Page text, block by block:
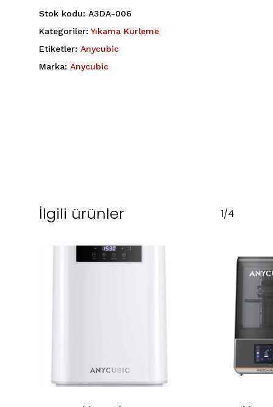
Stok kodu: A3DA-006
Kategoriler: Yıkama Kürleme
Etiketler: Anycubic
Marka: Anycubic
İlgili ürünler 1/4